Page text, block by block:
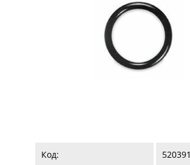
Код: 520391